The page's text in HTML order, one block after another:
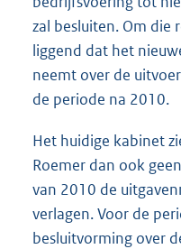
zal besluiten. Om die
liggend dat het
neemt over de
de periode na 2010.
Het huidige kabinet
Roemer dan ook
van 2010 de
verlagen. Voor de
besluitvorming over